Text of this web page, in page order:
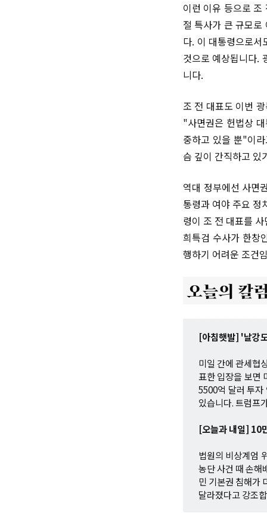
이런 이유 등으로
절 특사가 큰 규모
다. 이 대통령으로
것으로 예상됩니다.
니다.
조 전 대표도 이번
"사면권은 헌법상
중하고 있을 뿐"이
슴 깊이 간직하고 있
역대 정부에선 사면
통령과 여야 주요 정
령이 조 전 대표를
희특검 수사가 한창
행하기 어려운 조건
[아침햇발] '날강
미일 간에 관세협
표한 입장을 보면
5500억 달러 투
있습니다. 트럼프
[오늘과 내일] 10
법원의 비상계엄
농단 사건 때 손해
민 기본권 침해가
달라졌다고 강조